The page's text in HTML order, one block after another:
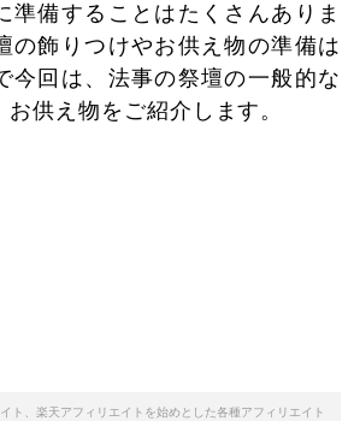
準備することはたくさんありま
の飾りつけやお供え物の準備は
今回は、法事の祭壇の一般的な
供え物をご紹介します。
ト、楽天アフィリエイトを始めとした各種アフィリエイト